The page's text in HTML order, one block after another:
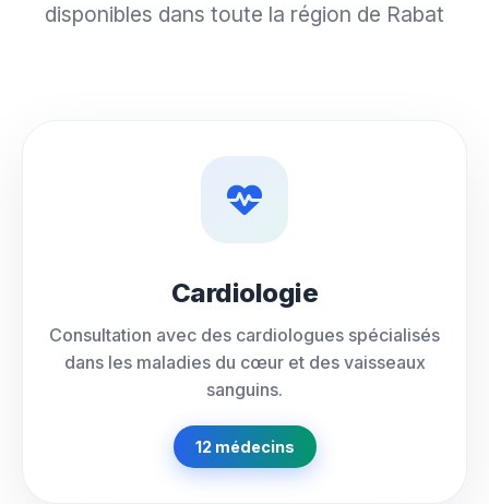
disponibles dans toute la région de Rabat
Cardiologie
Consultation avec des cardiologues spécialisés
dans les maladies du cœur et des vaisseaux
sanguins.
12 médecins